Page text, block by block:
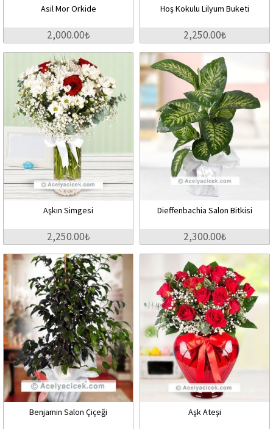
Asil Mor Orkide
2,000.00₺
Hoş Kokulu Lilyum Buketi
2,250.00₺
Aşkın Simgesi
2,250.00₺
Dieffenbachia Salon Bitkisi
2,300.00₺
Benjamin Salon Çiçeği Aşk Ateşi